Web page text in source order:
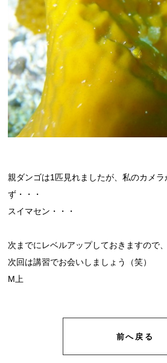
親ダンゴは1匹見れましたが、私のカメ
ず・・・
スイマセン・・・
次までにレベルアップしておきますので、
次回は講習でお会いしましょう（笑）
M上
前へ戻る